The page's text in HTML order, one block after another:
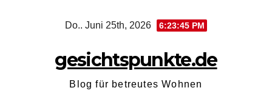
Do.. Juni 25th, 2026 6:23:46 PM
gesichtspunkte.de
Blog für betreutes Wohnen